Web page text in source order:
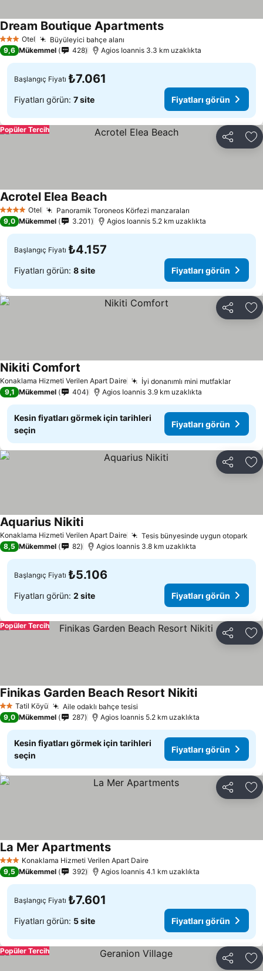
3 YıldızOtel Büyüleyici bahçe alanı
Dream Boutique ApartmentsFiyatları görün
9,6 Mükemmel 428 Agios Ioannis 3.3 km uzaklıkta
Başlangıç Fiyatı ₺7.061
Fiyatları görün: 7 site Fiyatları görün
Paylaş
Popüler Tercih
4 Yıldız Otel Panoramik Toroneos Körfezi manzaraları
Acrotel Elea BeachFiyatları görün
9,0 Mükemmel 3.201 Agios Ioannis 5.2 km uzaklıkta
Başlangıç Fiyatı ₺4.157
Fiyatları görün: 8 site Fiyatları görün
Paylaş
Konaklama Hizmeti Verilen Apart Daire İyi donanımlı mini mutfaklar
Nikiti Comfort
9,1 Mükemmel 404 Agios Ioannis 3.9 km uzaklıkta
Kesin fiyatları görmek için tarihleri
seçin
Fiyatları görün
Paylaş
Konaklama Hizmeti Verilen Apart Daire Tesis bünyesinde uygun otopark
Aquarius NikitiFiyatları görün
8,5 Mükemmel 82 Agios Ioannis 3.8 km uzaklıkta
Başlangıç Fiyatı ₺5.106
Fiyatları görün: 2 site Fiyatları görün
Paylaş
Popüler Tercih
2 YıldızTatil Köyü Aile odaklı bahçe tesisi
Finikas Garden Beach Resort NikitiFiyatları görün
9,0 Mükemmel 287 Agios Ioannis 5.2 km uzaklıkta
Kesin fiyatları görmek için tarihleri
seçin
Fiyatları görün
Paylaş
3 YıldızKonaklama Hizmeti Verilen Apart Daire
La Mer ApartmentsFiyatları görün
9,5 Mükemmel 392 Agios Ioannis 4.1 km uzaklıkta
Başlangıç Fiyatı ₺7.601
Fiyatları görün: 5 site Fiyatları görün
Paylaş
Popüler Tercih